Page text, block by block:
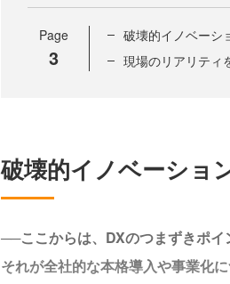
Page
3
破壊的イノベーシ
現場のリアリティ
破壊的イノベーショ
──ここからは、DXのつまずきポイ
それが全社的な本格導入や事業化